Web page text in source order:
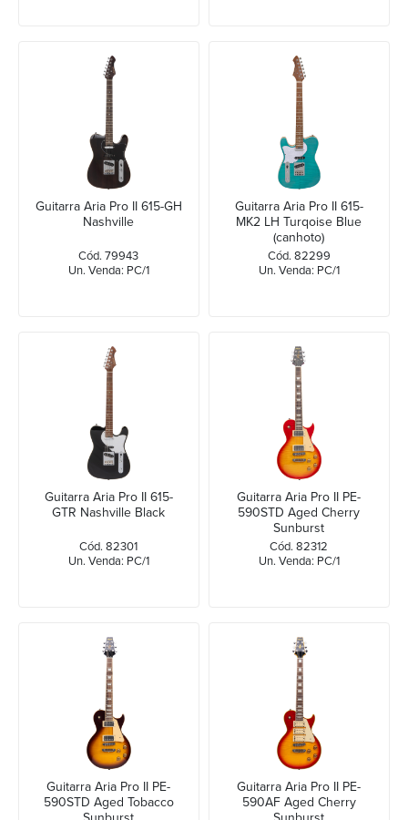
Guitarra Aria Pro II 615-GH
Nashville
Cód. 79943
Un. Venda: PC/1
Guitarra Aria Pro II 615-
MK2 LH Turqoise Blue
(canhoto)
Cód. 82299
Un. Venda: PC/1
Guitarra Aria Pro II 615-
GTR Nashville Black
Cód. 82301
Un. Venda: PC/1
Guitarra Aria Pro II PE-
590STD Aged Cherry
Sunburst
Cód. 82312
Un. Venda: PC/1
Guitarra Aria Pro II PE-
590STD Aged Tobacco
Guitarra Aria Pro II PE-
590AF Aged Cherry